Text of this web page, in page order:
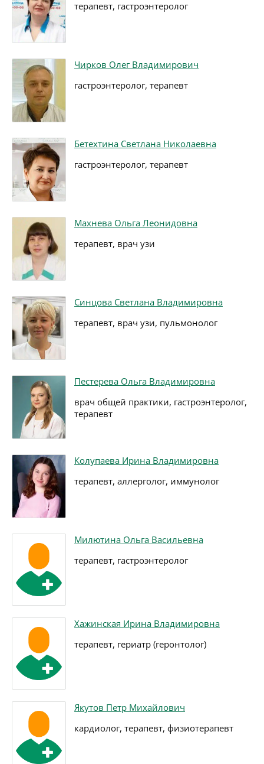
терапевт, гастроэнтеролог
Чирков Олег Владимирович
гастроэнтеролог, терапевт
Бетехтина Светлана Николаевна
гастроэнтеролог, терапевт
Махнева Ольга Леонидовна
терапевт, врач узи
Синцова Светлана Владимировна
терапевт, врач узи, пульмонолог
Пестерева Ольга Владимировна
врач общей практики, гастроэнтеролог,
терапевт
Колупаева Ирина Владимировна
терапевт, аллерголог, иммунолог
Милютина Ольга Васильевна
терапевт, гастроэнтеролог
Хажинская Ирина Владимировна
терапевт, гериатр (геронтолог)
Якутов Петр Михайлович
кардиолог, терапевт, физиотерапевт